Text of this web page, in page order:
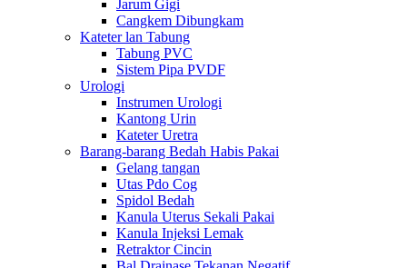
Jarum Gigi
Cangkem Dibungkam
Kateter lan Tabung
Tabung PVC
Sistem Pipa PVDF
Urologi
Instrumen Urologi
Kantong Urin
Kateter Uretra
Barang-barang Bedah Habis Pakai
Gelang tangan
Utas Pdo Cog
Spidol Bedah
Kanula Uterus Sekali Pakai
Kanula Injeksi Lemak
Retraktor Cincin